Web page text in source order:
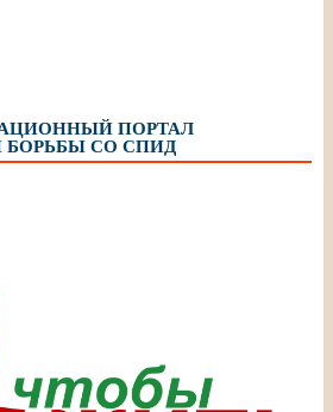
ПОРТАЛ
СО СПИД